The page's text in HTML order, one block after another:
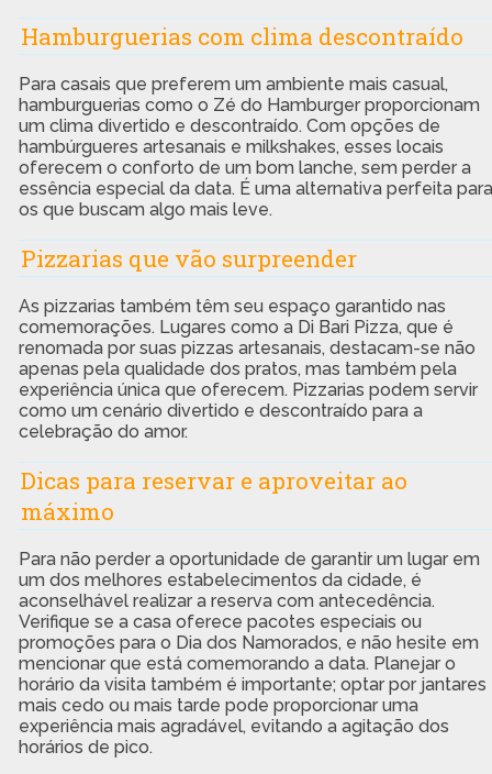
Hamburguerias com clima descontraído
Para casais que preferem um ambiente mais casual,
hamburguerias como o Zé do Hamburger proporcionam
um clima divertido e descontraído. Com opções de
hambúrgueres artesanais e milkshakes, esses locais
oferecem o conforto de um bom lanche, sem perder a
essência especial da data. É uma alternativa perfeita para
os que buscam algo mais leve.
Pizzarias que vão surpreender
As pizzarias também têm seu espaço garantido nas
comemorações. Lugares como a Di Bari Pizza, que é
renomada por suas pizzas artesanais, destacam-se não
apenas pela qualidade dos pratos, mas também pela
experiência única que oferecem. Pizzarias podem servir
como um cenário divertido e descontraído para a
celebração do amor.
Dicas para reservar e aproveitar ao
máximo
Para não perder a oportunidade de garantir um lugar em
um dos melhores estabelecimentos da cidade, é
aconselhável realizar a reserva com antecedência.
Verifique se a casa oferece pacotes especiais ou
promoções para o Dia dos Namorados, e não hesite em
mencionar que está comemorando a data. Planejar o
horário da visita também é importante; optar por jantares
mais cedo ou mais tarde pode proporcionar uma
experiência mais agradável, evitando a agitação dos
horários de pico.